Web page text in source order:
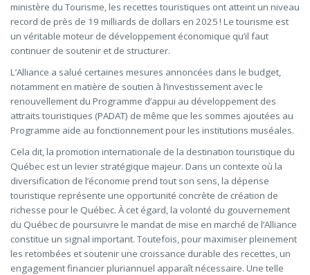
ministère du Tourisme, les recettes touristiques ont atteint un niveau
record de près de 19 milliards de dollars en 2025 ! Le tourisme est
un véritable moteur de développement économique qu’il faut
continuer de soutenir et de structurer.
L’Alliance a salué certaines mesures annoncées dans le budget,
notamment en matière de soutien à l’investissement avec le
renouvellement du Programme d’appui au développement des
attraits touristiques (PADAT) de même que les sommes ajoutées au
Programme aide au fonctionnement pour les institutions muséales.
Cela dit, la promotion internationale de la destination touristique du
Québec est un levier stratégique majeur. Dans un contexte où la
diversification de l’économie prend tout son sens, la dépense
touristique représente une opportunité concrète de création de
richesse pour le Québec. À cet égard, la volonté du gouvernement
du Québec de poursuivre le mandat de mise en marché de l’Alliance
constitue un signal important. Toutefois, pour maximiser pleinement
les retombées et soutenir une croissance durable des recettes, un
engagement financier pluriannuel apparaît nécessaire. Une telle